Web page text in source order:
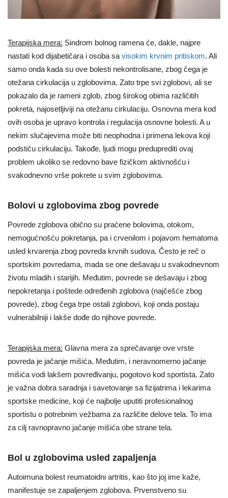
Terapijska mera: Sindrom bolnog ramena će, dakle, najpre
nastati kod dijabetičara i osoba savisokim krvnim pritiskom. Ali
samo onda kada su ove bolesti nekontrolisane, zbog čega je
otežana cirkulacija u zglobovima. Zato trpe svi zglobovi, ali se
pokazalo da je rameni zglob, zbog širokog obima različitih
pokreta, najosetljiviji na otežanu cirkulaciju. Osnovna mera kod
ovih osoba je upravo kontrola i regulacija osnovne bolesti. A u
nekim slučajevima može biti neophodna i primena lekova koji
podstiču cirkulaciju. Takođe, ljudi mogu preduprediti ovaj
problem ukoliko se redovno bave fizičkom aktivnošću i
svakodnevno vrše pokrete u svim zglobovima.
Bolovi u zglobovima zbog povrede
Povrede zglobova obično su praćene bolovima, otokom,
nemogućnošću pokretanja, pa i crvenilom i pojavom hematoma
usled krvarenja zbog povreda krvnih sudova. Često je reč o
sportskim povredama, mada se one dešavaju u svakodnevnom
životu mladih i starijih. Međutim, povrede se dešavaju i zbog
nepokretanja i poštede određenih zglobova (najčešće zbog
povrede), zbog čega trpe ostali zglobovi, koji onda postaju
vulnerabilniji i lakše dođe do njihove povrede.
Terapijska mera: Glavna mera za sprečavanje ove vrste
povreda je jačanje mišića. Međutim, i neravnomerno jačanje
mišića vodi lakšem povređivanju, pogotovo kod sportista. Zato
je važna dobra saradnja i savetovanje sa fizijatrima i lekarima
sportske medicine, koji će najbolje uputiti profesionalnog
sportistu o potrebnim vežbama za različite delove tela. To ima
za cilj ravnopravno jačanje mišića obe strane tela.
Bol u zglobovima usled zapaljenja
Autoimuna bolest reumatoidni artritis, kao što joj ime kaže,
manifestuje se zapaljenjem zglobova. Prvenstveno su